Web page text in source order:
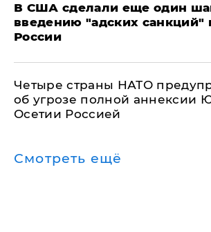
В США сделали еще один
введению "адских санкций"
России
Четыре страны НАТО
об угрозе полной аннексии
Осетии Россией
Смотреть ещё